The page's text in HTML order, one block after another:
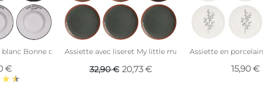
Bonne dégustation (Lot de 6) (Assiettes creuses - 23 cm)
€
Assiette avec liseret My little market (Lot de 6) (20 cm)
32,90 € 20,73 €
Assiette en
15,90 €